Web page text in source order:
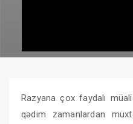
Razyana çox faydalı
qədim zamanlardan